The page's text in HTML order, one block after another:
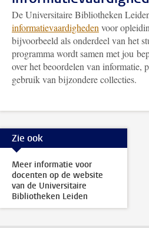
De Universitaire Bibliotheken
informatievaardigheden voor
bijvoorbeeld als onderdeel van het
programma wordt samen met jou
over het beoordelen van informatie,
gebruik van bijzondere collecties.
Zie ook
Meer informatie voor
docenten op de website
van de Universitaire
Bibliotheken Leiden